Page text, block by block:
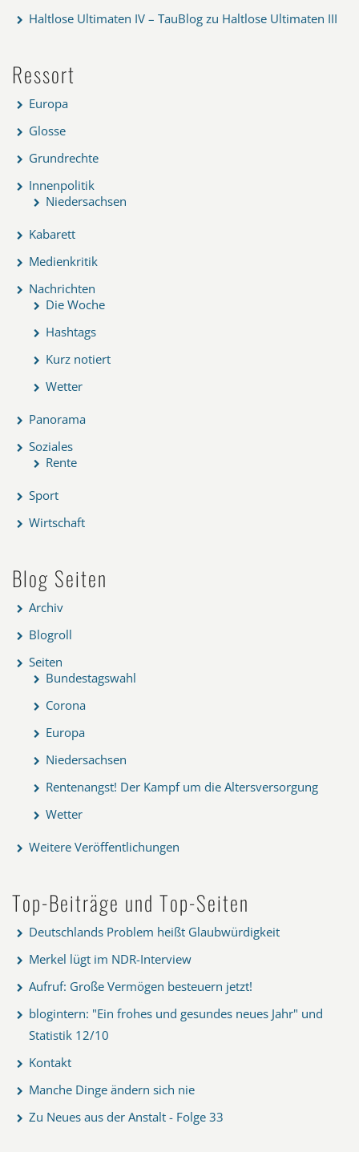
Haltlose Ultimaten IV – TauBlog zu Haltlose Ultimaten III
Ressort
Europa
Glosse
Grundrechte
Innenpolitik
Niedersachsen
Kabarett
Medienkritik
Nachrichten
Die Woche
Hashtags
Kurz notiert
Wetter
Panorama
Soziales
Rente
Sport
Wirtschaft
Blog Seiten
Archiv
Blogroll
Seiten
Bundestagswahl
Corona
Europa
Niedersachsen
Rentenangst! Der Kampf um die Altersversorgung
Wetter
Weitere Veröffentlichungen
Top-Beiträge und Top-Seiten
Deutschlands Problem heißt Glaubwürdigkeit
Merkel lügt im NDR-Interview
Aufruf: Große Vermögen besteuern jetzt!
blogintern: "Ein frohes und gesundes neues Jahr" und
Statistik 12/10
Kontakt
Manche Dinge ändern sich nie
Zu Neues aus der Anstalt - Folge 33